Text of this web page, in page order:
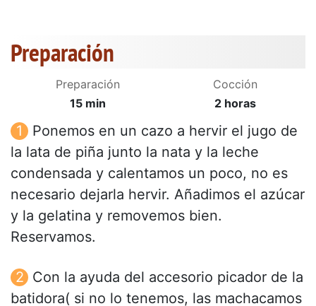
Preparación
Preparación
15 min
Cocción
2 horas
Ponemos en un cazo a hervir el jugo de
la lata de piña junto la nata y la leche
condensada y calentamos un poco, no es
necesario dejarla hervir. Añadimos el azúcar
y la gelatina y removemos bien.
Reservamos.
Con la ayuda del accesorio picador de la
batidora( si no lo tenemos, las machacamos